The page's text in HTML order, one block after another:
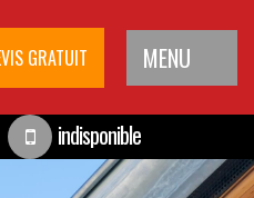
GRATUIT MENU
indisponible